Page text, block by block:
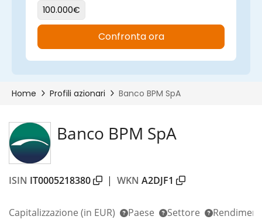
Banco BPM SpA
ISIN IT0005218380 | WKN A2DJF1
Capitalizzazione (in EUR)
Paese
Settore